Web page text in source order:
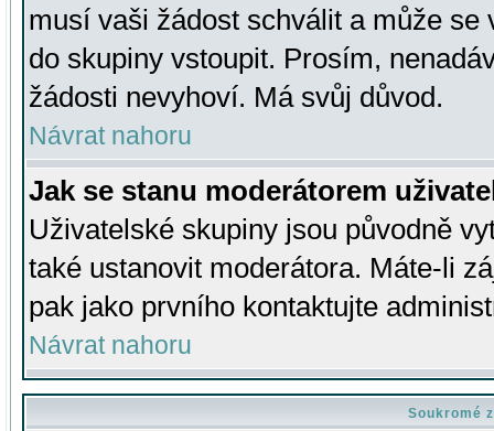
musí vaši žádost schválit a může se
do skupiny vstoupit. Prosím,
žádosti nevyhoví. Má svůj důvod.
Návrat nahoru
Jak se stanu moderátorem
Uživatelské skupiny jsou původně
také ustanovit moderátora. Máte-li
pak jako prvního kontaktujte
Návrat nahoru
Soukromé